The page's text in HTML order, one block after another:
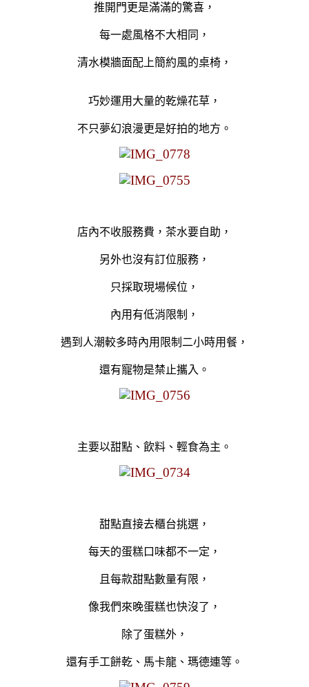
推開門更是滿滿的驚喜，
每一處風格不大相同，
清水模牆面配上簡約風的桌椅，
巧妙運用大量的乾燥花草，
不只夢幻浪漫更是好拍的地方 。
店內不收服務費，茶水要自助，
另外也沒有訂位服務，
只採取現場候位，
內用有低消限制，
遇到人潮較多時內用限制二小時用餐，
還有寵物是禁止攜入。
主要以甜點、飲料、輕食為主。
甜點直接去櫃台挑選，
每天的蛋糕口味都不一定，
且每款甜點數量有限，
像我們來晚蛋糕也快沒了，
除了蛋糕外，
還有手工餅乾、馬卡龍、瑪德連等。